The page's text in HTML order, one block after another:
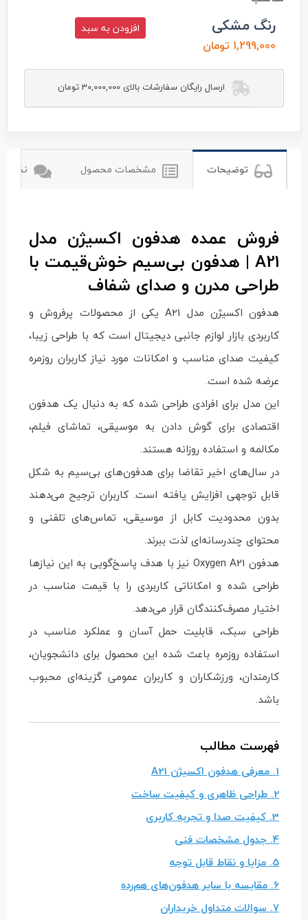
رنگ مشکی
1,299,000 تومان
افزودن به سبد
ارسال رایگان سفارشات بالای 30,000,000 تومان
توضیحات مشخصات محصول نظرات
فروش عمده هدفون اکسیژن مدل
A21 | هدفون بی‌سیم خوش‌قیمت با
طراحی مدرن و صدای شفاف
هدفون اکسیژن مدل A21 یکی از محصولات پرفروش و
کاربردی بازار لوازم جانبی دیجیتال است که با طراحی زیبا،
کیفیت صدای مناسب و امکانات مورد نیاز کاربران روزمره
عرضه شده است.
این مدل برای افرادی طراحی شده که به دنبال یک هدفون
اقتصادی برای گوش دادن به موسیقی، تماشای فیلم،
مکالمه و استفاده روزانه هستند.
در سال‌های اخیر تقاضا برای هدفون‌های بی‌سیم به شکل
قابل توجهی افزایش یافته است. کاربران ترجیح می‌دهند
بدون محدودیت کابل از موسیقی، تماس‌های تلفنی و
محتوای چندرسانه‌ای لذت ببرند.
هدفون Oxygen A21 نیز با هدف پاسخ‌گویی به این نیازها
طراحی شده و امکاناتی کاربردی را با قیمت مناسب در
اختیار مصرف‌کنندگان قرار می‌دهد.
طراحی سبک، قابلیت حمل آسان و عملکرد مناسب در
استفاده روزمره باعث شده این محصول برای دانشجویان،
کارمندان، ورزشکاران و کاربران عمومی گزینه‌ای محبوب
باشد.
فهرست مطالب
1. معرفی هدفون اکسیژن A21
2. طراحی ظاهری و کیفیت ساخت
3. کیفیت صدا و تجربه کاربری
4. جدول مشخصات فنی
5. مزایا و نقاط قابل توجه
6. مقایسه با سایر هدفون‌های هم‌رده
7. سوالات متداول خریداران